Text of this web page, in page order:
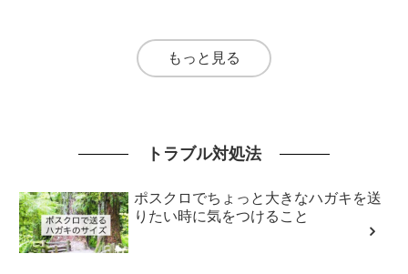
もっと見る
トラブル対処法
ポスクロでちょっと大きなハガキを送
りたい時に気をつけること